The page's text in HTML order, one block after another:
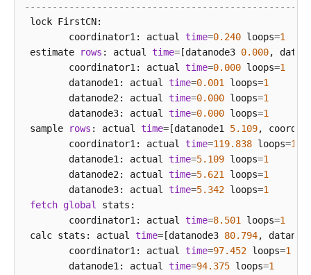
lock FirstCN:
        coordinator1: actual
time=0.240 loops=1
estimate
rows : actual time= [datanode3 0.000,
        coordinator1: actual
time=0.000 loops=1
        datanode1: actual
time=0.001 loops=1
        datanode2: actual
time=0.000 loops=1
        datanode3: actual
time=0.000 loops=1
sample
rows : actual time= [datanode1 5.109,
        coordinator1: actual
time=119.838 loops=1
        datanode1: actual
time=5.109 loops=1
        datanode2: actual
time=5.621 loops=1
        datanode3: actual
time=5.342 loops=1
fetch global
stats:
        coordinator1: actual
time=8.501 loops=1
calc stats: actual time= [datanode3 80.794,
        coordinator1: actual
time=97.452 loops=1
        datanode1: actual
time=94.375 loops=1